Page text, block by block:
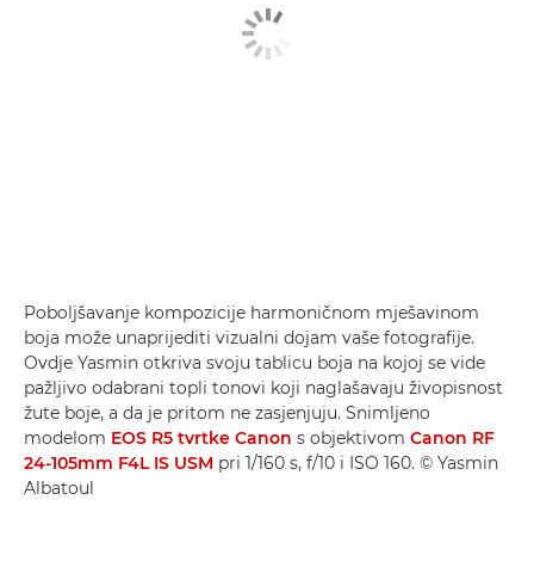
Poboljšavanje kompozicije harmoničnom mješavinom
boja može unaprijediti vizualni dojam vaše fotografije.
Ovdje Yasmin otkriva svoju tablicu boja na kojoj se vide
pažljivo odabrani topli tonovi koji naglašavaju živopisnost
žute boje, a da je pritom ne zasjenjuju. Snimljeno
modelom EOS R5 tvrtke Canon s objektivom Canon RF
24-105mm F4L IS USM pri 1/160 s, f/10 i ISO 160. © Yasmin
Albatoul